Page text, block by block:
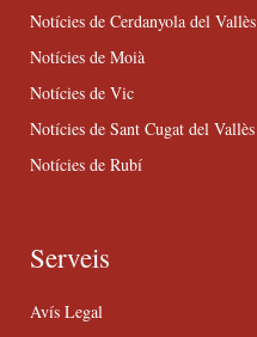
Notícies de Cerdanyola del Vallès
Notícies de Moià
Notícies de Vic
Notícies de Sant Cugat del Vallès
Notícies de Rubí
Serveis
Avís Legal